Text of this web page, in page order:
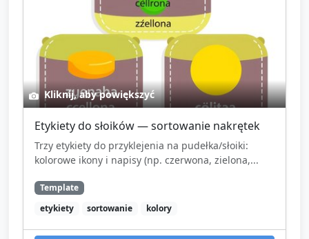
Kliknij, aby powiększyć
Etykiety do słoików — sortowanie nakrętek
Trzy etykiety do przyklejenia na pudełka/słoiki:
kolorowe ikony i napisy (np. czerwona, zielona,...
Template
etykiety
sortowanie kolory